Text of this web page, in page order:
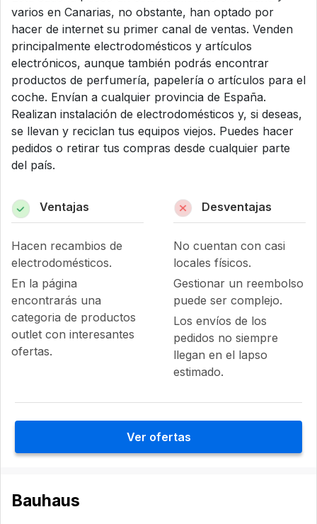
varios en Canarias, no obstante, han optado por
hacer de internet su primer canal de ventas. Venden
principalmente electrodomésticos y artículos
electrónicos, aunque también podrás encontrar
productos de perfumería, papelería o artículos para el
coche. Envían a cualquier provincia de España.
Realizan instalación de electrodomésticos y, si deseas,
se llevan y reciclan tus equipos viejos. Puedes hacer
pedidos o retirar tus compras desde cualquier parte
del país.
Ventajas
Hacen recambios de
electrodomésticos.
En la página
encontrarás una
categoria de productos
outlet con interesantes
ofertas.
Desventajas
No cuentan con casi
locales físicos.
Gestionar un reembolso
puede ser complejo.
Los envíos de los
pedidos no siempre
llegan en el lapso
estimado.
Ver ofertas
Bauhaus